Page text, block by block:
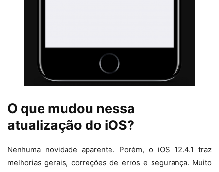
O que mudou nessa
atualização do iOS?
Nenhuma novidade aparente. Porém, o iOS 12.4.1 traz
melhorias gerais, correções de erros e segurança. Muito